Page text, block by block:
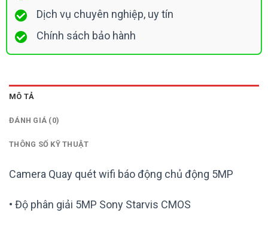
Dịch vụ chuyên nghiệp, uy tín
Chính sách bảo hành
MÔ TẢ
ĐÁNH GIÁ (0)
THÔNG SỐ KỸ THUẬT
Camera Quay quét wifi báo động chủ động 5MP
• Độ phân giải 5MP Sony Starvis CMOS